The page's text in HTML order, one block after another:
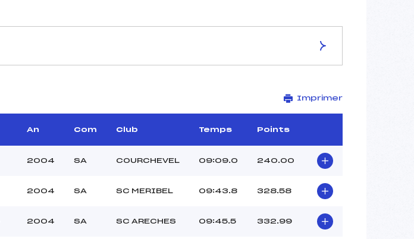
DOMAINE NORDIQUE
Montée Tot. :
Homologation :
2012-26-1
Imprimer
An Com Club Temps Points
2004 SA COURCHEVEL 09:09.0 240.00
2004 SA SC MERIBEL 09:43.8 328.58
2004 SA SC ARECHES 09:45.5 332.99